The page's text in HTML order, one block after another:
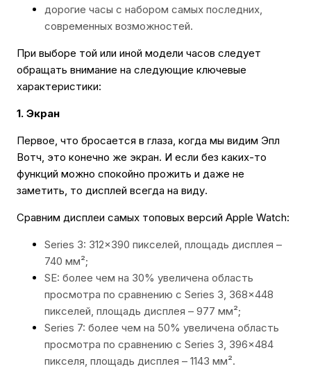
дорогие часы с набором самых последних,
современных возможностей.
При выборе той или иной модели часов следует
обращать внимание на следующие ключевые
характеристики:
1. Экран
Первое, что бросается в глаза, когда мы видим Эпл
Вотч, это конечно же экран. И если без каких-то
функций можно спокойно прожить и даже не
заметить, то дисплей всегда на виду.
Сравним дисплеи самых топовых версий Apple Watch:
Series 3: 312×390 пикселей, площадь дисплея –
740 мм²;
SE: более чем на 30% увеличена область
просмотра по сравнению с Series 3, 368×448
пикселей, площадь дисплея – 977 мм²;
Series 7: более чем на 50% увеличена область
просмотра по сравнению с Series 3, 396×484
пикселя, площадь дисплея – 1143 мм².